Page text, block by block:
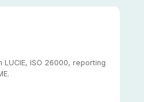
LUCIE, ISO 26000, reporting